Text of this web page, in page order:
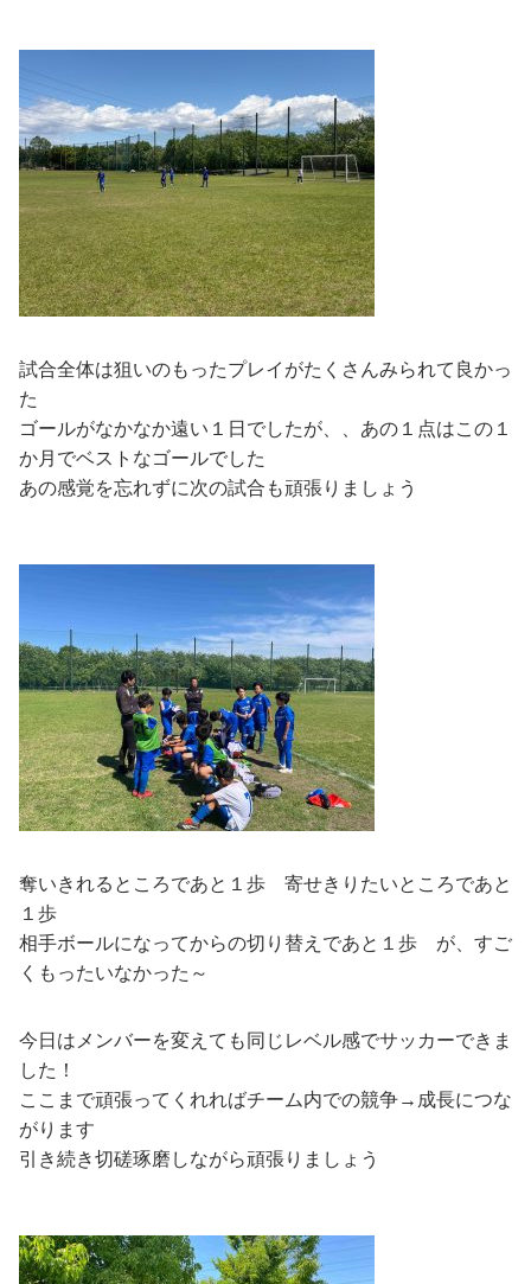
試合全体は狙いのもったプレイがたくさんみられて良かっ
た
ゴールがなかなか遠い１日でしたが、、あの１点はこの１
か月でベストなゴールでした
あの感覚を忘れずに次の試合も頑張りましょう
奪いきれるところであと１歩 寄せきりたいところであと
１歩
相手ボールになってからの切り替えであと１歩 が、すご
くもったいなかった～
今日はメンバーを変えても同じレベル感でサッカーできま
した！
ここまで頑張ってくれればチーム内での競争→成長につな
がります
引き続き切磋琢磨しながら頑張りましょう